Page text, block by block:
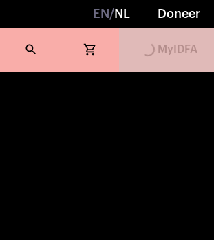
EN /NL Doneer
Loading... MyIDFA